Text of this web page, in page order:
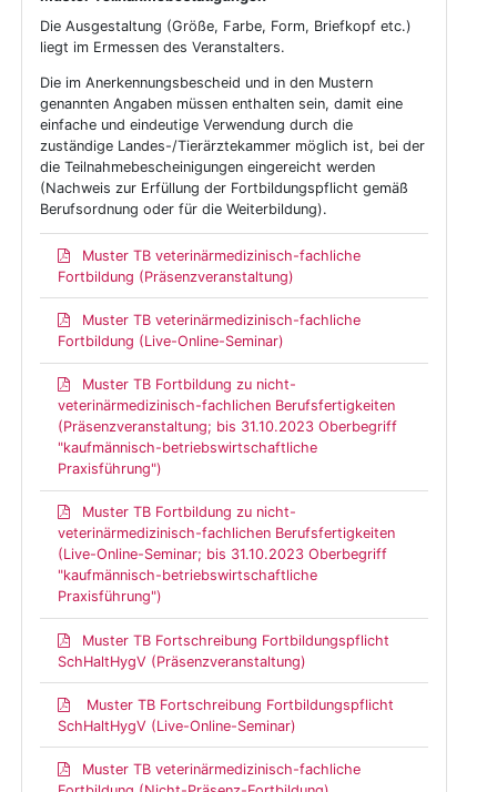
Die Ausgestaltung (Größe, Farbe, Form, Briefkopf etc.)
liegt im Ermessen des Veranstalters.
Die im Anerkennungsbescheid und in den Mustern
genannten Angaben müssen enthalten sein, damit eine
einfache und eindeutige Verwendung durch die
zuständige Landes-/Tierärztekammer möglich ist, bei der
die Teilnahmebescheinigungen eingereicht werden
(Nachweis zur Erfüllung der Fortbildungspflicht gemäß
Berufsordnung oder für die Weiterbildung).
Muster TB veterinärmedizinisch-fachliche
Fortbildung (Präsenzveranstaltung)
Muster TB veterinärmedizinisch-fachliche
Fortbildung (Live-Online-Seminar)
Muster TB Fortbildung zu nicht-
veterinärmedizinisch-fachlichen Berufsfertigkeiten
(Präsenzveranstaltung; bis 31.10.2023 Oberbegriff
"kaufmännisch-betriebswirtschaftliche
Praxisführung")
Muster TB Fortbildung zu nicht-
veterinärmedizinisch-fachlichen Berufsfertigkeiten
(Live-Online-Seminar; bis 31.10.2023 Oberbegriff
"kaufmännisch-betriebswirtschaftliche
Praxisführung")
Muster TB Fortschreibung Fortbildungspflicht
SchHaltHygV (Präsenzveranstaltung)
Muster TB Fortschreibung Fortbildungspflicht
SchHaltHygV (Live-Online-Seminar)
Muster TB veterinärmedizinisch-fachliche